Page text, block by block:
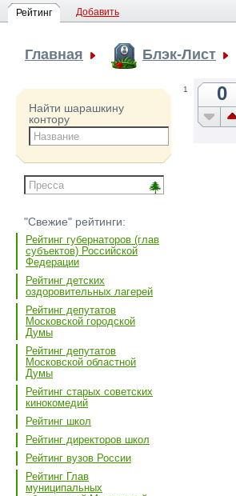
Рейтинг Добавить
Главная Блэк-Лист
Найти шарашкину
контору
"Свежие" рейтинги:
Рейтинг губернаторов (глав
субъектов) Российской
Федерации
Рейтинг детских
оздоровительных лагерей
Рейтинг депутатов
Московской городской
Думы
Рейтинг депутатов
Московской областной
Думы
Рейтинг старых советских
кинокомедий
Рейтинг школ
Рейтинг директоров школ
Рейтинг вузов России
Рейтинг Глав
муниципальных
1 0